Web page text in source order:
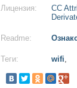
Лицензия:
CC
Readme:
Теги: wifi,